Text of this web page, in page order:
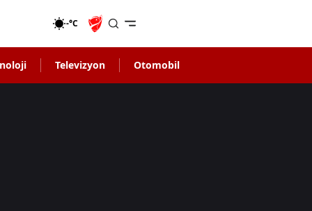
-°C
Televizyon Otomobil